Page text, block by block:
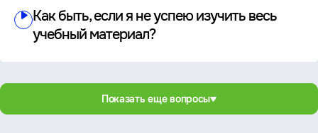
Как быть, если я не успею изучить весь
учебный материал?
Показать еще вопросы